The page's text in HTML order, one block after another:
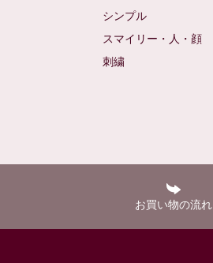
シンプル
スマイリー・人・顔
刺繍
お買い物の流れ